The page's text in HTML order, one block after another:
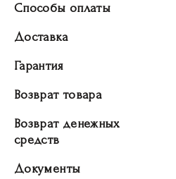
Способы оплаты
Доставка
Гарантия
Возврат товара
Возврат денежных
средств
Документы